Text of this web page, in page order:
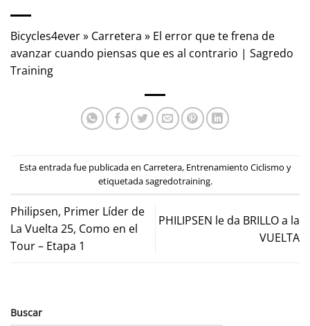
Bicycles4ever» Carretera » El error que te frena de
avanzar cuando piensas que es al contrario | Sagredo
Training
Esta entrada fue publicada en Carretera, Entrenamiento Ciclismo y
etiquetadasagredotraining.
Philipsen, Primer Líder de
La Vuelta 25, Como en el
Tour – Etapa 1
PHILIPSEN le da BRILLO a la
VUELTA
Buscar